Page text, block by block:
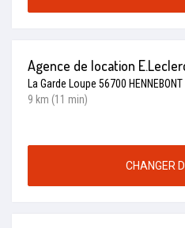
Agence de location
La Garde Loupe 56700 HENNEBONT
9 km (11 min)
CHANGER